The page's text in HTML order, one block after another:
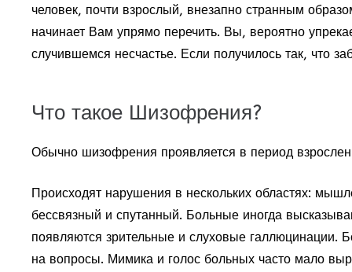
человек, почти взрослый, внезапно странным
начинает Вам упрямо перечить. Вы, вероятно
случившемся несчастье. Если получилось так, что
Что такое Шизофрения?
Обычно шизофрения проявляется в период
Происходят нарушения в нескольких областях:
бессвязный и спутанный. Больные иногда
появляются зрительные и слуховые галлюцинации.
на вопросы. Мимика и голос больных часто мало